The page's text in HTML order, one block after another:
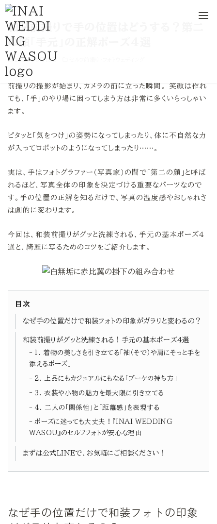
コ
ン
テ
ン
ツ
和装前撮りで手の位置はどうする？第二
の顔「手元」の正解ポーズ4選
2026年6月13日
前撮りの撮影が始まり、カメラの前に立った瞬間。 笑顔は作れ
ても、「手」のやり場に困ってしまう方は非常に多くいらっしゃい
ます。
ピタッと「気をつけ」の姿勢になってしまったり、体に不自然な力
が入ってロボットのようになってしまったり……。
実は、手はフォトグラファー（写真家）の間で「第二の顔」と呼ば
れるほど、写真全体の印象を決定づける重要なパーツなので
す。手の位置の正解を知るだけで、写真の温度感やおしゃれさ
は劇的に変わります。
今回は、和装前撮りがグッと洗練される、手元の基本ポーズ4
選と、綺麗に写るためのコツをご紹介します。
目次
なぜ手の位置だけで和装フォトの印象がガラリと変わるの？
和装前撮りがグッと洗練される！手元の基本ポーズ4選
1. 着物の美しさを引き立てる「袖（そで）や肩にそっと手を
添えるポーズ」
2. 上品にもカジュアルにもなる「ブーケの持ち方」
3. 衣装や小物の魅力を最大限に引き立てる
4. 二人の「関係性」と「距離感」を表現する
ポーズに迷っても大丈夫！『INAI WEDDING
WASOU』のセルフフォトが安心な理由
まずは公式LINEで、お気軽にご相談ください！
なぜ手の位置だけで和装フォトの印象